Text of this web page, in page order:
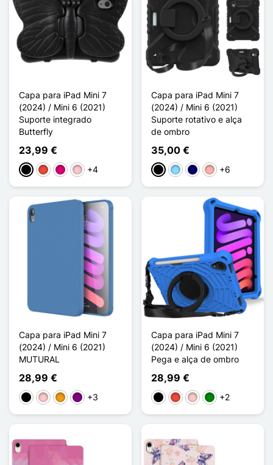
Capa para iPad Mini 7
(2024) / Mini 6 (2021)
Suporte integrado
Butterfly
23,99 €
PretoVermelho
Magenta
Rosa+4
Capa para iPad Mini 7
(2024) / Mini 6 (2021)
Suporte rotativo e alça
de ombro
35,00 €
PretoAzul Claro
Azul marinho
Ouro rosa
+6
Capa para iPad Mini 7
(2024) / Mini 6 (2021)
MUTURAL
28,99 €
PretoRosaLaranjaPúrpura
+3
Capa para iPad Mini 7
(2024) / Mini 6 (2021)
Pega e alça de ombro
28,99 €
PretoVermelho
RosaVerde
+2